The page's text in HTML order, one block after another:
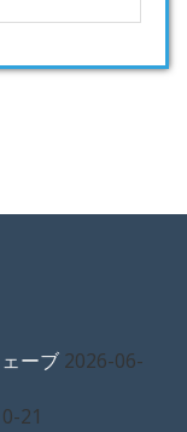
ーブ 2026-06-
21